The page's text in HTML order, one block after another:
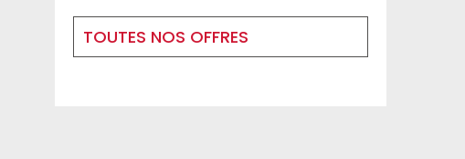
TOUTES NOS OFFRES